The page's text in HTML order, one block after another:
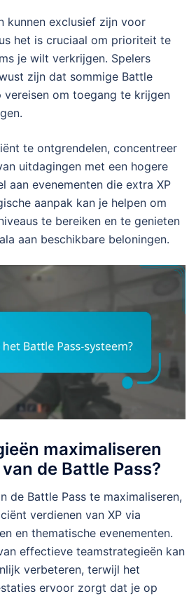
kunnen exclusief zijn voor
het is cruciaal om prioriteit te
je wilt verkrijgen. Spelers
zijn dat sommige Battle
vereisen om toegang te krijgen
te ontgrendelen, concentreer
uitdagingen met een hogere
aan evenementen die extra XP
aanpak kan je helpen om
te bereiken en te genieten
aan beschikbare beloningen.
maximaliseren
de Battle Pass?
de Battle Pass te maximaliseren,
verdienen van XP via
en thematische evenementen.
effectieve teamstrategieën kan
verbeteren, terwijl het
ervoor zorgt dat je op